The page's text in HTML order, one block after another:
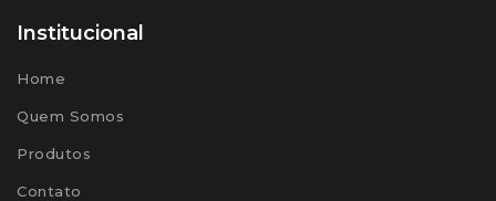
Institucional
Home
Quem Somos
Produtos
Contato